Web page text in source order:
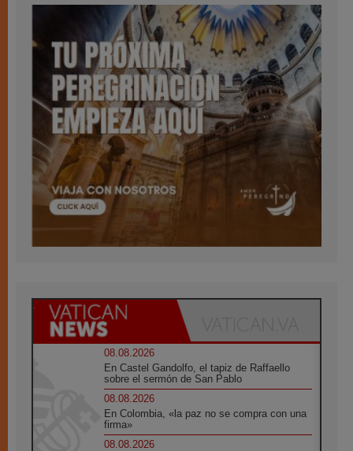
08.08.2026
En Castel Gandolfo, el tapiz de Raffaello
sobre el sermón de San Pablo
08.08.2026
En Colombia, «la paz no se compra con una
firma»
08.08.2026